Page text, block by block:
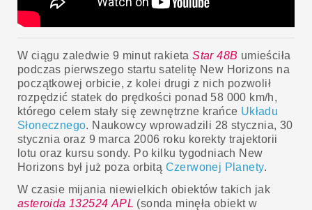
W ciągu zaledwie 9 minut rakietaStar 48B umieściła
podczas pierwszego startu satelitę New Horizons na
początkowej orbicie, z kolei drugi z nich pozwolił
rozpędzić statek do prędkości ponad 58 000 km/h,
którego celem stały się zewnętrzne krańce Układu
Słonecznego. Naukowcy wprowadzili 28 stycznia, 30
stycznia oraz 9 marca 2006 roku korekty trajektorii
lotu oraz kursu sondy. Po kilku tygodniach New
Horizons był już poza orbitą Czerwonej Planety.
W czasie mijania niewielkich obiektów takich jak
asteroida 132524 APL (sonda minęła obiekt w